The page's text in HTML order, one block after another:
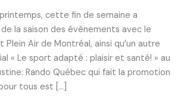
cette fin de semaine a
la saison des évènements avec le
Plein Air de Montréal, ainsi qu’un autre
« Le sport adapté : plaisir et santé! » au
Rando Québec qui fait la promotion
tous est […]